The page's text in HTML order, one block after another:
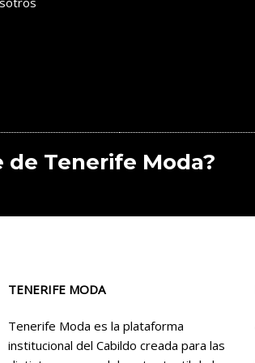
Tenerife Moda?
TENERIFE MODA
Tenerife Moda es la plataforma
institucional del Cabildo creada para las